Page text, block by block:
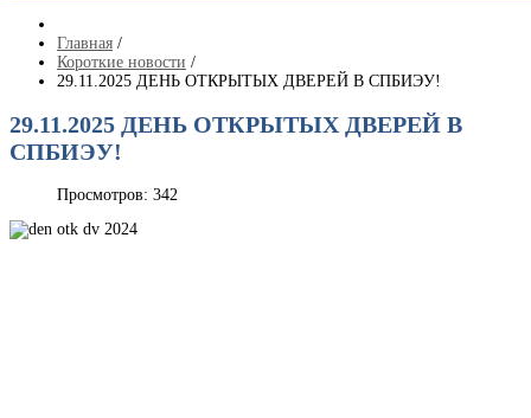
Главная /
Короткие новости /
29.11.2025 ДЕНЬ ОТКРЫТЫХ ДВЕРЕЙ В СПБИЭУ!
29.11.2025 ДЕНЬ ОТКРЫТЫХ ДВЕРЕЙ В
СПБИЭУ!
Просмотров: 342